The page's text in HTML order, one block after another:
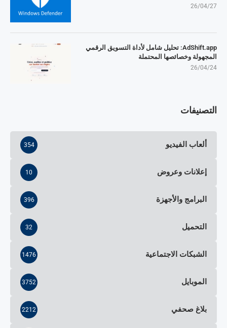
26/04/27
AdShift.app: تحليل شامل لأداة التسويق الرقمي
المجهولة وخصائصها المحتملة
26/04/24
التصنيفات
ألعاب الفيديو 354
إعلانات وعروض 10
البرامج والأجهزة 396
التحميل 32
الشبكات الاجتماعية 1476
الموبايل 3752
بلاغ صحفي 2212